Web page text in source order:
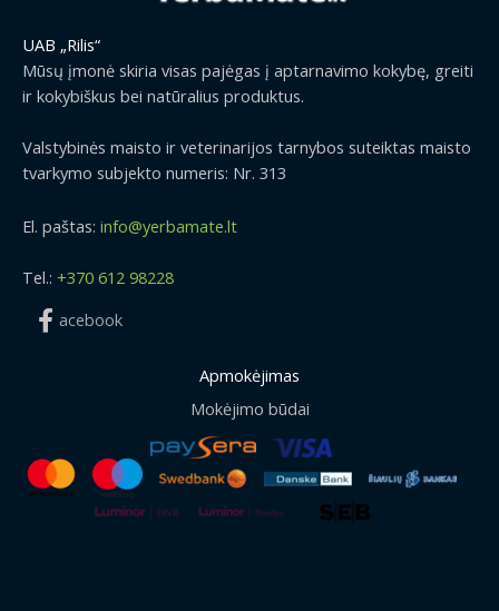
UAB „Rilis“
Mūsų įmonė skiria visas pajėgas į aptarnavimo kokybę, greiti
ir kokybiškus bei natūralius produktus.
Valstybinės maisto ir veterinarijos tarnybos suteiktas maisto
tvarkymo subjekto numeris: Nr. 313
El. paštas: info@yerbamate.lt
Tel.: +370 612 98228
acebook
Apmokėjimas
Mokėjimo būdai